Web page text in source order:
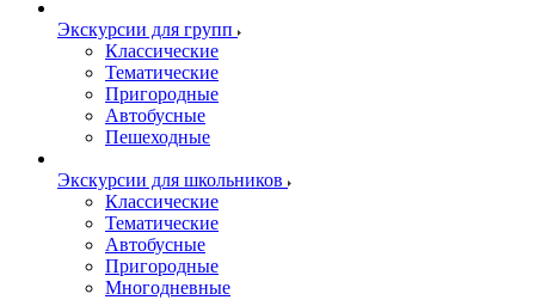
Экскурсии для групп
Классические
Тематические
Пригородные
Автобусные
Пешеходные
Экскурсии для школьников
Классические
Тематические
Автобусные
Пригородные
Многодневные